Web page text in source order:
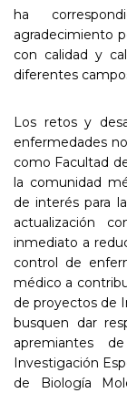
ha
agradecimiento
con calidad y
diferentes
Los retos y
enfermedades
como Facultad
la comunidad
de interés para
actualización
inmediato a
control de
médico a
de proyectos de
busquen dar
apremiantes
Investigación
de Biología